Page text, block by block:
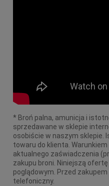
* Broń palna, amunicja i
sprzedawane w sklepie
osobiście w naszym sklepie.
towaru do klienta.
aktualnego zaświadczenia
zakupu broni. Niniejszą
poglądowym. Przed
telefoniczny.